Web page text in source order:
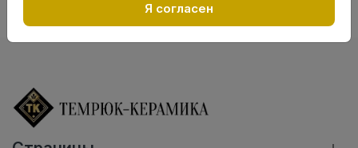
Я согласен